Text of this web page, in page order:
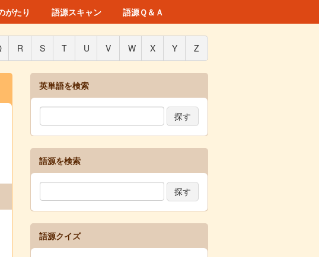
がたり 語源スキャン 語源Ｑ＆Ａ
R S T U V W X Y Z
英単語を検索
語源を検索
語源クイズ